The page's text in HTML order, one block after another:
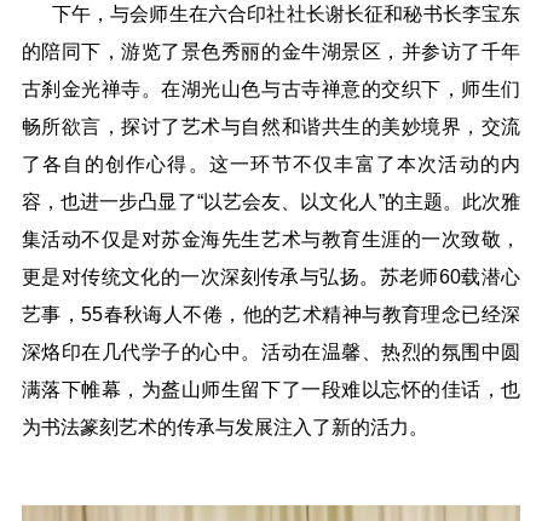
下午，与会师生在六合印社社长谢长征和秘书长李宝东
的陪同下，游览了景色秀丽的金牛湖景区，并参访了千年
古刹金光禅寺。在湖光山色与古寺禅意的交织下，师生们
畅所欲言，探讨了艺术与自然和谐共生的美妙境界，交流
了各自的创作心得。这一环节不仅丰富了本次活动的内
容，也进一步凸显了“以艺会友、以文化人”的主题。此次雅
集活动不仅是对苏金海先生艺术与教育生涯的一次致敬，
更是对传统文化的一次深刻传承与弘扬。苏老师60载潜心
艺事，55春秋诲人不倦，他的艺术精神与教育理念已经深
深烙印在几代学子的心中。活动在温馨、热烈的氛围中圆
满落下帷幕，为盋山师生留下了一段难以忘怀的佳话，也
为书法篆刻艺术的传承与发展注入了新的活力。